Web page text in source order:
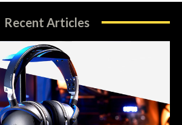
Recent Articles